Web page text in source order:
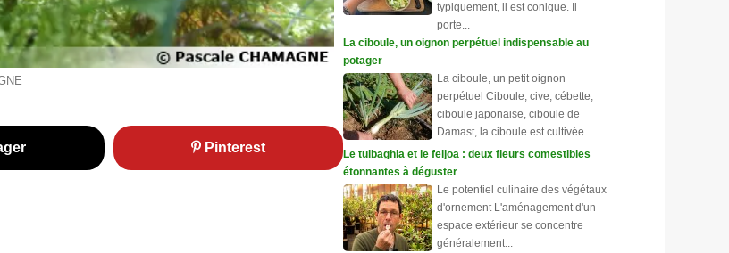
Pinterest
typiquement, il est conique. Il
porte...
La ciboule, un oignon perpétuel indispensable au
potager
La ciboule, un petit oignon
perpétuel Ciboule, cive, cébette,
ciboule japonaise, ciboule de
Damast, la ciboule est cultivée...
Le tulbaghia et le feijoa : deux fleurs comestibles
étonnantes à déguster
Le potentiel culinaire des végétaux
d'ornement L'aménagement d'un
espace extérieur se concentre
généralement...